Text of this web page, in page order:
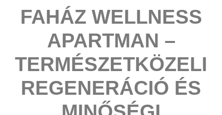
FAHÁZ WELLNESS
APARTMAN –
TERMÉSZETKÖZELI
REGENERÁCIÓ ÉS